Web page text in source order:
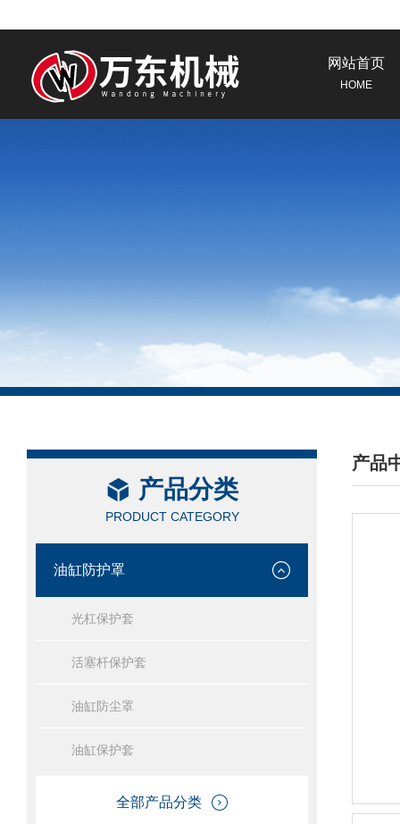
网站首页
HOME
产品分类
PRODUCT CATEGORY
油缸防护罩
光杠保护套
活塞杆保护套
油缸防尘罩
油缸保护套
全部产品分类
产品
/